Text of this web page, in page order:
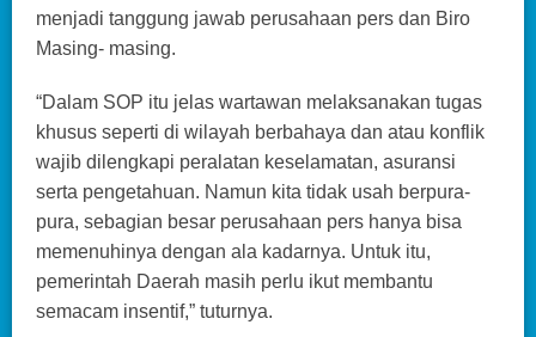
menjadi tanggung jawab perusahaan pers dan Biro
Masing- masing.
“Dalam SOP itu jelas wartawan melaksanakan tugas
khusus seperti di wilayah berbahaya dan atau konflik
wajib dilengkapi peralatan keselamatan, asuransi
serta pengetahuan. Namun kita tidak usah berpura-
pura, sebagian besar perusahaan pers hanya bisa
memenuhinya dengan ala kadarnya. Untuk itu,
pemerintah Daerah masih perlu ikut membantu
semacam insentif,” tuturnya.